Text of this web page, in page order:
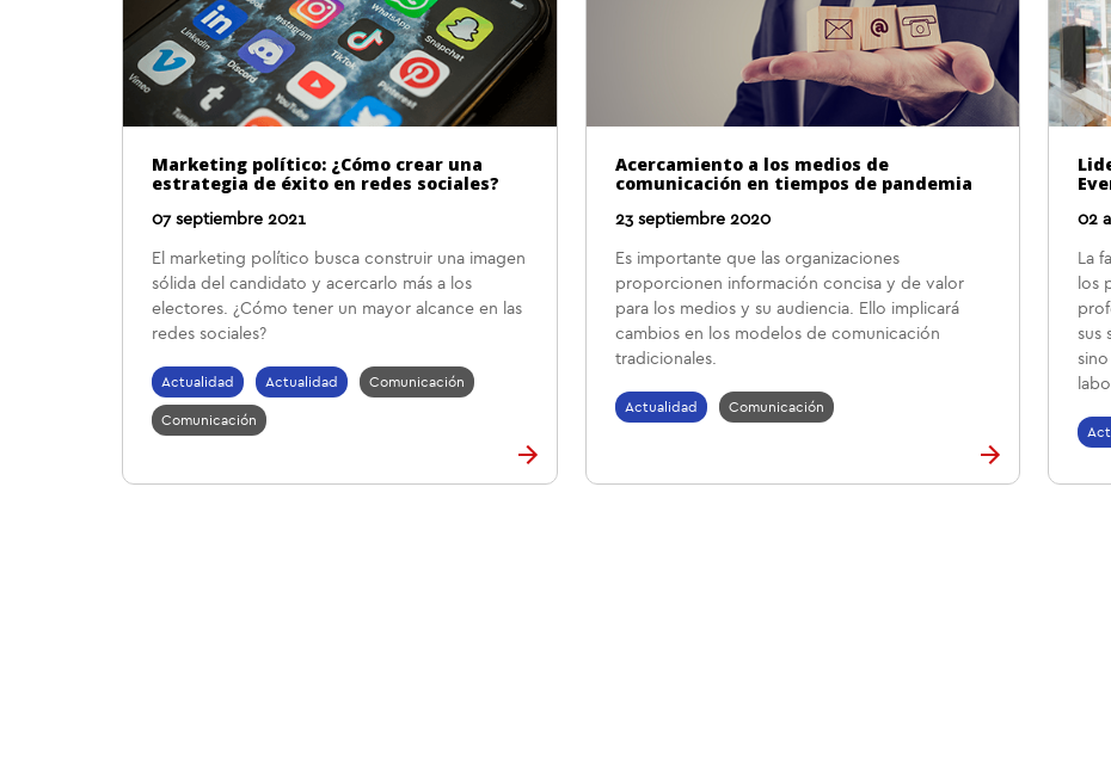
Marketing político: ¿Cómo crear una
estrategia de éxito en redes sociales?
07 septiembre 2021
El marketing político busca construir una imagen
sólida del candidato y acercarlo más a los
electores. ¿Cómo tener un mayor alcance en las
redes sociales?
Actualidad Actualidad Comunicación
Comunicación
Acercamiento a los medios de
comunicación en tiempos de pandemia
23 septiembre 2020
Es importante que las organizaciones
proporcionen información concisa y de valor
para los medios y su audiencia. Ello implicará
cambios en los modelos de comunicación
tradicionales.
Actualidad Comunicación
02
La
los
sus